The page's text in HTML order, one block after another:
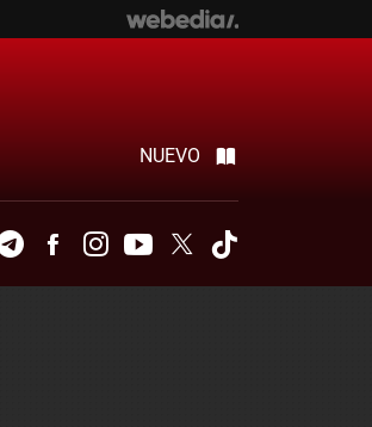
NUEVO
TelegramFacebookInstagramYoutubeTwitter